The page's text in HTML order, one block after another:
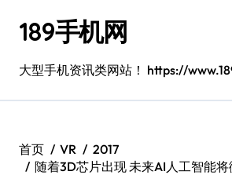
189手机网
大型手机资讯类网站！ https://
首页 VR
2017
随着3D芯片出现 未来AI人工智能